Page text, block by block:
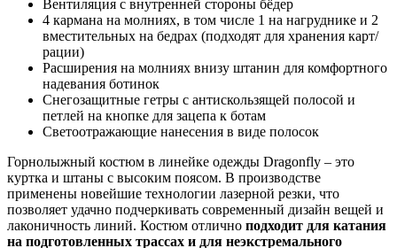
Вентиляция с внутренней стороны бёдер
4 кармана на молниях, в том числе 1 на нагруднике и 2
вместительных на бедрах (подходят для хранения карт/
рации)
Расширения на молниях внизу штанин для комфортного
надевания ботинок
Снегозащитные гетры с антискользящей полосой и
петлей на кнопке для зацепа к ботам
Светоотражающие нанесения в виде полосок
Горнолыжный костюм в линейке одежды Dragonfly – это
куртка и штаны с высоким поясом. В производстве
применены новейшие технологии лазерной резки, что
позволяет удачно подчеркивать современный дизайн вещей и
лаконичность линий. Костюм отлично подходит для катания
на подготовленных трассах и для неэкстремального